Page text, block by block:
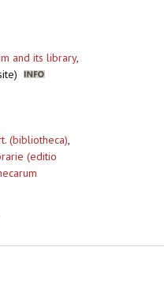
and its library,
(bibliotheca),
(editio